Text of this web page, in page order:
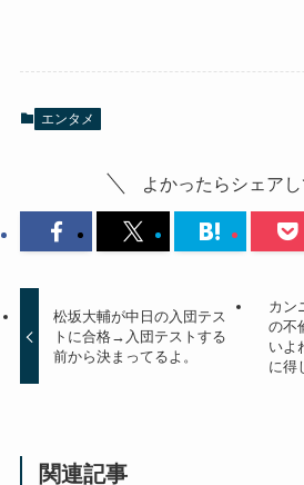
エンタメ
よかったらシェアし
松坂大輔が中日の入団テス
トに合格→入団テストする
前から決まってるよ。
カン
の不
いよ
に得
関連記事